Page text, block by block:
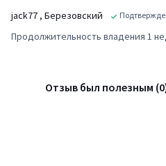
jack77 , Березовский
Продолжительность владения 1
Отзыв был полезным